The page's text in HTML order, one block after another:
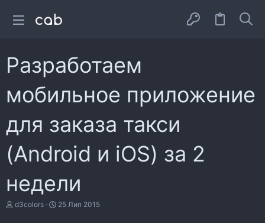
Разработаем
мобильное приложение
для заказа такси
(Android и iOS) за 2
недели
А
d3colors
Д
25 Лип 2015